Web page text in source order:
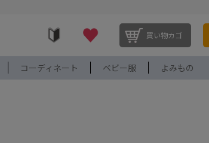
買い物カゴ
コーディネート ベビー服 よみもの